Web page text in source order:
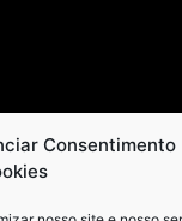
Consentimento